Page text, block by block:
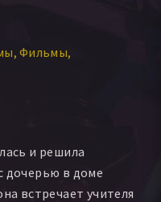
Фильмы
и решила
дочерью в доме
встречает учителя